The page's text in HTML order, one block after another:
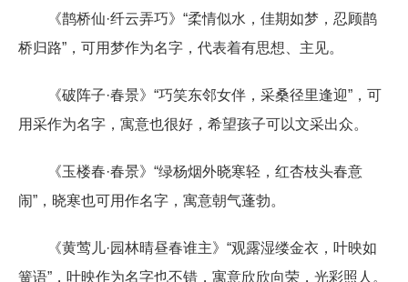
《鹊桥仙·纤云弄巧》“柔情似水，佳期如梦，忍顾鹊
桥归路”，可用梦作为名字，代表着有思想、主见。
《破阵子·春景》“巧笑东邻女伴，采桑径里逢迎”，可
用采作为名字，寓意也很好，希望孩子可以文采出众。
《玉楼春·春景》“绿杨烟外晓寒轻，红杏枝头春意
闹”，晓寒也可用作名字，寓意朝气蓬勃。
《黄莺儿·园林晴昼春谁主》“观露湿缕金衣，叶映如
簧语”，叶映作为名字也不错，寓意欣欣向荣，光彩照人。